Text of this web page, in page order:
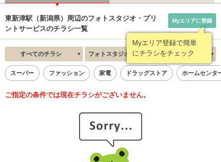
東新津駅（新潟県）周辺のフォトスタジオ・プリ
ントサービスのチラシ一覧
Myエリア登録で簡単
にチラシをチェック
Myエリアに登録
すべてのチラシ フォトスタジオ・プリントサービス 新着順
スーパー ファッション 家電 ドラッグストア ホームセンタ
ご指定の条件では現在チラシがございません。